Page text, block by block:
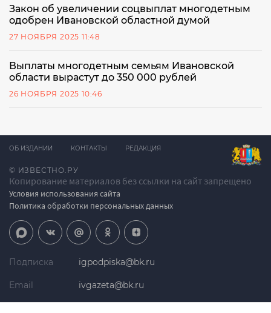
Закон об увеличении соцвыплат многодетным
одобрен Ивановской областной думой
27 НОЯБРЯ 2025 11:48
Выплаты многодетным семьям Ивановской
области вырастут до 350 000 рублей
26 НОЯБРЯ 2025 10:46
© ИЗВЕСТНО.РУ
Копирование материалов без ссылки на сайт запрещено
Условия использования сайта
Политика обработки персональных данных
ОБ ИЗДАНИИ КОНТАКТЫ РЕДАКЦИЯ
Подписка igpodpiska@bk.ru
Email ivgazeta@bk.ru